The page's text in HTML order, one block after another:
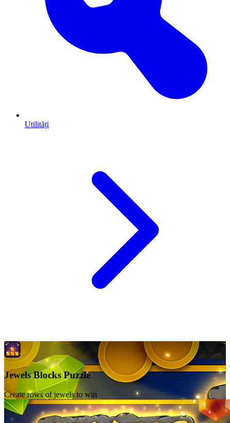
Utilități
Jewels Blocks Puzzle
Create rows of jewels to win